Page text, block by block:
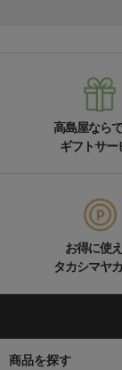
高島屋なら
ギフトサー
お得に使
タカシマヤ
商品を探す